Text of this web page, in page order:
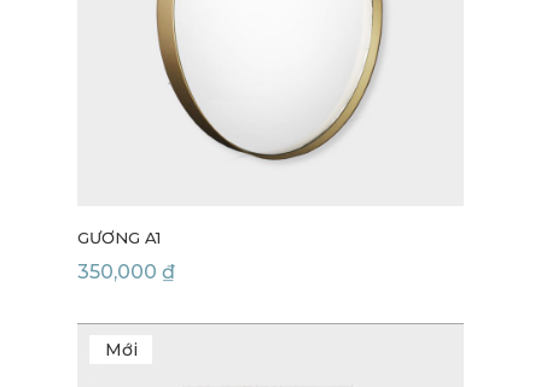
GƯƠNG A1
350,000 ₫
Mới